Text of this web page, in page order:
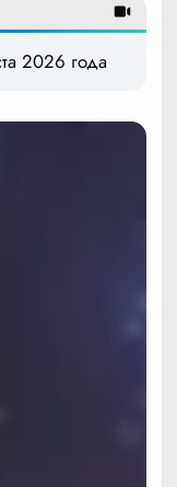
2026 года